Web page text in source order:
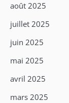
août 2025
juillet 2025
juin 2025
mai 2025
avril 2025
mars 2025